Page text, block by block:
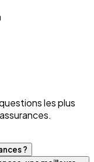
les plus
?